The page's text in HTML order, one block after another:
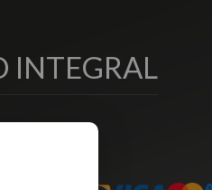
INTEGRAL
3